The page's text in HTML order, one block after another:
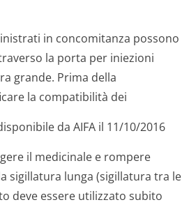
in concomitanza possono
la porta per iniezioni
grande. Prima della
la compatibilità dei
da AIFA il 11/10/2016
il medicinale e rompere
sigillatura lunga (sigillatura tra le
deve essere utilizzato subito